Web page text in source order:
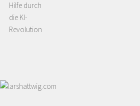
Hilfe durch
die KI-
Revolution